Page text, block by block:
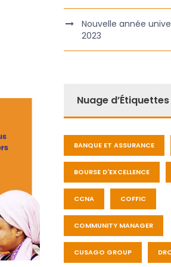
Nouvelle année
2023
Nuage d’Étiquettes
BANQUE ET ASSURANCE
BOURSE D'EXCELLENCE
CCNA COFFIC
COMMUNITY MANAGER
CUSAGO GROUP